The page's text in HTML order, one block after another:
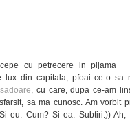
cu petrecere in pijama +
lux din capitala, pfoai ce-o sa
, cu care, dupa ce-am
sa ma cunosc. Am vorbit
eu: Cum? Si ea: Subtiri:)) Ah,